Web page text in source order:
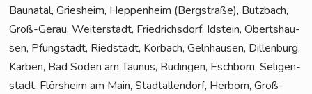
Bau­na­tal, Gries­heim, Hep­pen­heim (Berg­stra­ße), Butz­bach,
Groß-Gerau, Wei­ter­stadt, Fried­richs­dorf, Idstein, Oberts­hau­
sen, Pfung­stadt, Ried­stadt, Kor­bach, Geln­hau­sen, Dil­len­burg,
Kar­ben, Bad Soden am Tau­nus, Büdin­gen, Esch­born, Seli­gen­
stadt, Flörs­heim am Main, Stadt­al­len­dorf, Her­born, Groß-